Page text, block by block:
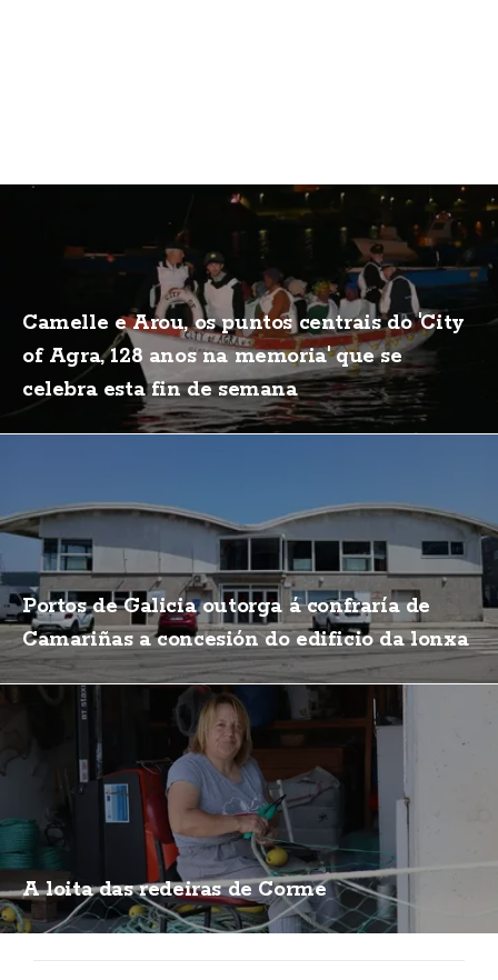
Camelle e Arou, os puntos centrais do 'City
of Agra, 128 anos na memoria' que se
celebra esta fin de semana
Portos de Galicia outorga á confraría de
Camariñas a concesión do edificio da lonxa
A loita das redeiras de Corme